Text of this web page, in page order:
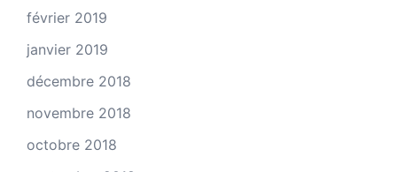
février 2019
janvier 2019
décembre 2018
novembre 2018
octobre 2018